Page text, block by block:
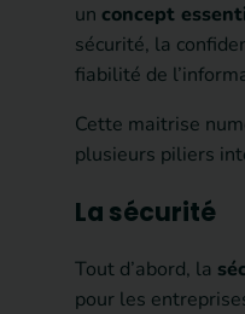
un concept
sécurité, la
fiabilité de
Cette maitrise
plusieurs piliers
La sécurité
Tout d’abord, la
pour les